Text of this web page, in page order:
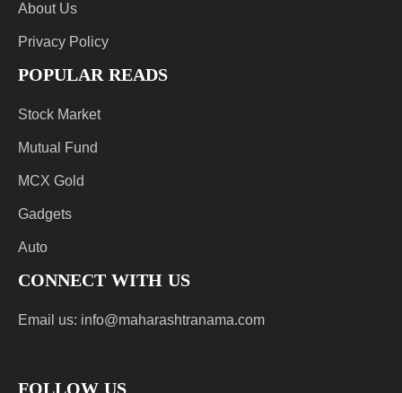
About Us
Privacy Policy
POPULAR READS
Stock Market
Mutual Fund
MCX Gold
Gadgets
Auto
CONNECT WITH US
Email us: info@maharashtranama.com